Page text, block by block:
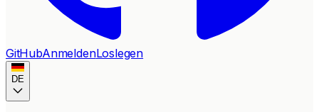
GitHubAnmeldenLoslegen
DE